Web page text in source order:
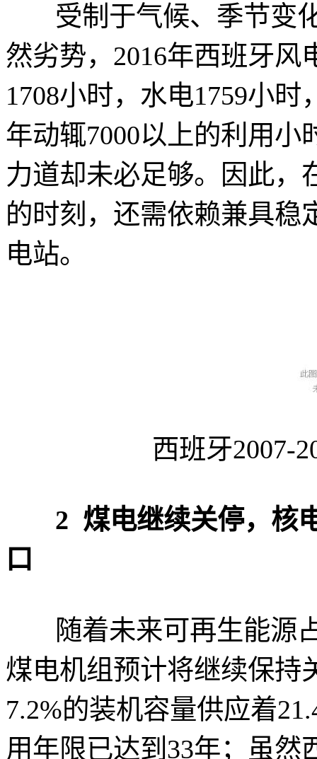
受制于气候、季节变化
然劣势，2016年西班牙风
1708小时，水电1759小
年动辄7000以上的利用小
力道却未必足够。因此，
的时刻，还需依赖兼具稳
电站。
西班牙2007-
2 煤电继续关停，核
口
随着未来可再生能源占
煤电机组预计将继续保持
7.2%的装机容量供应着
用年限已达到33年；虽然